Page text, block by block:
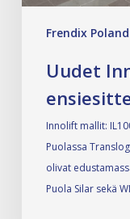
Frendix Poland
Uudet
Innolift mallit:
Puolassa
olivat
Puola Silar sekä